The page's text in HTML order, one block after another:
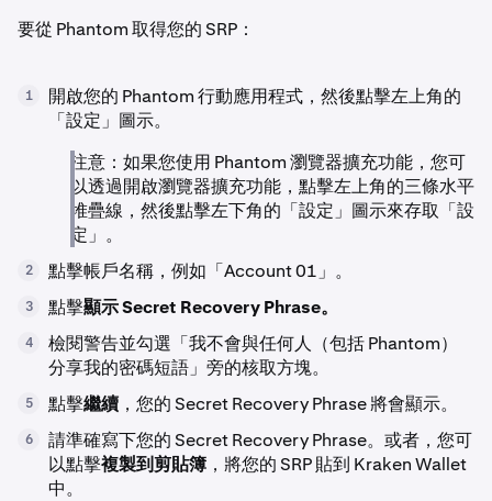
要從 Phantom 取得您的 SRP：
1
開啟您的 Phantom 行動應用程式，然後點擊左上角的
「設定」圖示。
注意：如果您使用 Phantom 瀏覽器擴充功能，您可
以透過開啟瀏覽器擴充功能，點擊左上角的三條水平
堆疊線，然後點擊左下角的「設定」圖示來存取「設
定」。
2 點擊帳戶名稱，例如「Account 01」。
3 點擊顯示 Secret Recovery Phrase。
4
檢閱警告並勾選「我不會與任何人（包括 Phantom）
分享我的密碼短語」旁的核取方塊。
5 點擊繼續 ，您的 Secret Recovery Phrase 將會顯示。
6
請準確寫下您的 Secret Recovery Phrase。或者，您可
以點擊複製到剪貼簿 ，將您的 SRP 貼到 Kraken Wallet
中。